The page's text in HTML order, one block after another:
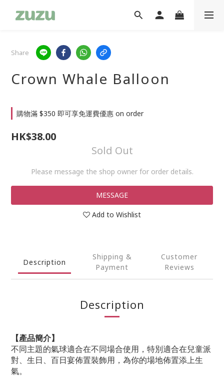
Share
Crown Whale Balloon
購物滿 $350 即可享免運費優惠 on order
HK$38.00
Sold Out
Please message the shop owner for order details.
MESSAGE
Add to Wishlist
Description
Shipping &
Payment
Customer
Reviews
Description
【產品簡介】
不同主題的氣球適合在不同場合使用，特別適合在兒童派
對、生日、百日宴佈置裝飾用，為你的場地佈置添上生
氣。